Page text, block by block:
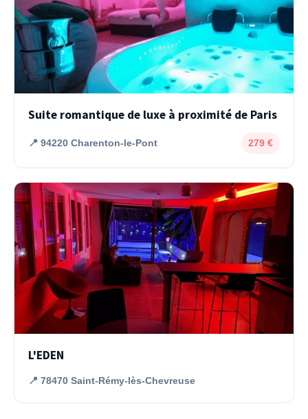
Suite romantique de luxe à proximité de Paris
📍 94220 Charenton-le-Pont 279 €
L'EDEN
📍 78470 Saint-Rémy-lès-Chevreuse